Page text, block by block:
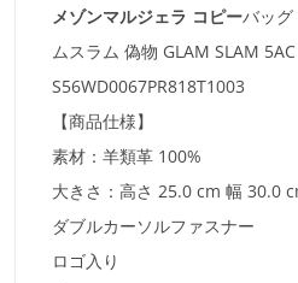
メゾンマルジェラ コピーバッ
ムスラム 偽物 GLAM SLAM
S56WD0067PR818T1003
【商品仕様】
素材：羊類革 100%
大きさ：高さ 25.0 cm 幅 30.0
ダブルカーソルファスナー
ロゴ入り